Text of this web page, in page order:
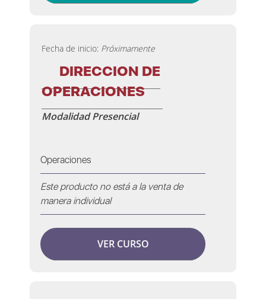
Fecha de inicio: Próximamente
DIRECCION DE
OPERACIONES
Modalidad Presencial
Operaciones
Este producto no está a la venta de
manera individual
VER CURSO